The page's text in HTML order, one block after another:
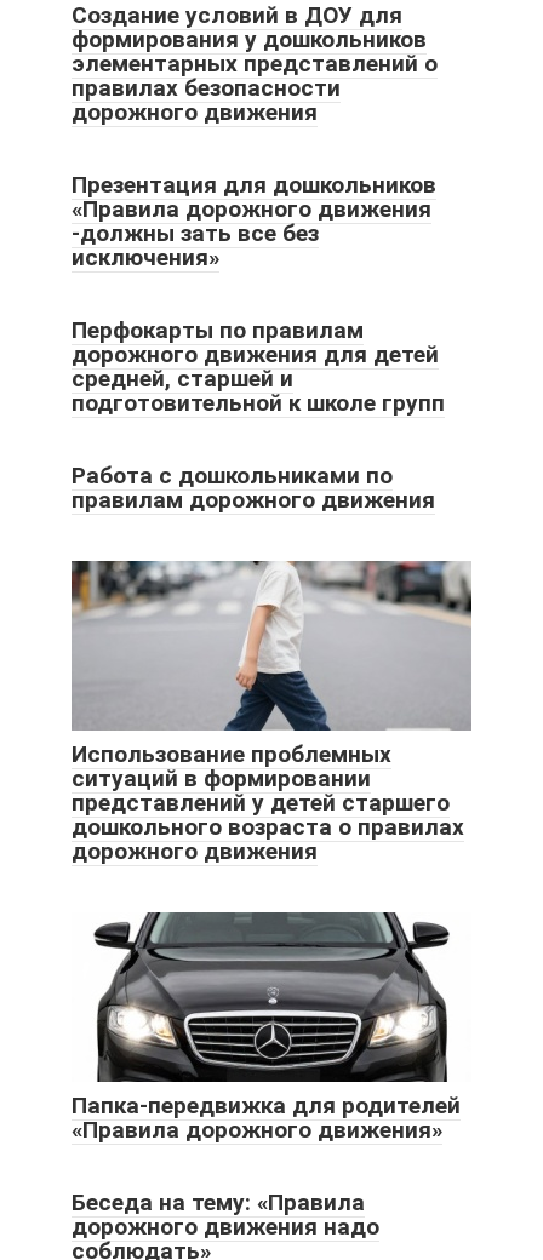
Создание условий в ДОУ для
формирования у дошкольников
элементарных представлений о
правилах безопасности
дорожного движения
Презентация для дошкольников
«Правила дорожного движения
-должны зать все без
исключения»
Перфокарты по правилам
дорожного движения для детей
средней, старшей и
подготовительной к школе групп
Работа с дошкольниками по
правилам дорожного движения
Использование проблемных
ситуаций в формировании
представлений у детей старшего
дошкольного возраста о правилах
дорожного движения
Папка-передвижка для родителей
«Правила дорожного движения»
Беседа на тему: «Правила
дорожного движения надо
соблюдать»